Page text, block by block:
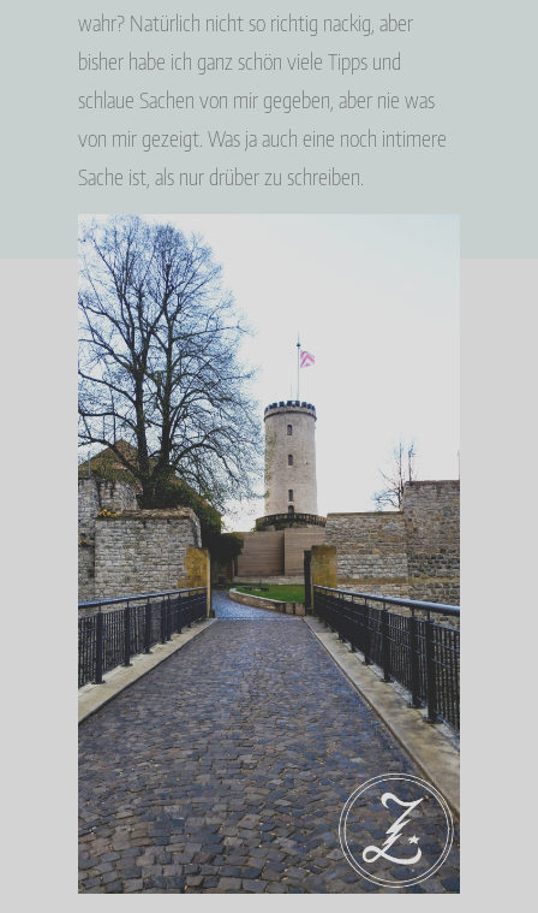
wahr? Natürlich nicht so richtig nackig, aber
bisher habe ich ganz schön viele Tipps und
schlaue Sachen von mir gegeben, aber nie was
von mir gezeigt. Was ja auch eine noch intimere
Sache ist, als nur drüber zu schreiben.